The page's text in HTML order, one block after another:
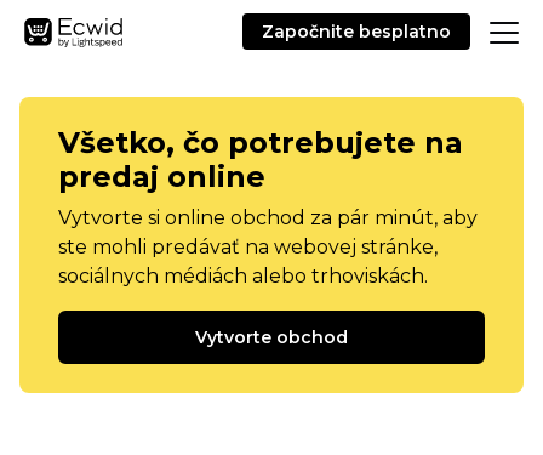
Započnite besplatno
Všetko, čo potrebujete na
predaj online
Vytvorte si online obchod za pár minút, aby
ste mohli predávať na webovej stránke,
sociálnych médiách alebo trhoviskách.
Vytvorte obchod